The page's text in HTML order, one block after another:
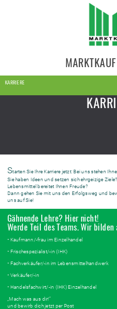
MARKTKAUF
KARRIERE
Starten Sie Ihre Karriere jetzt: Bei uns stehen
Sie haben Ideen und setzen sich ehrgeizige
Lebensmittel bereitet Ihnen Freude?
Dann gehen Sie mit uns den Erfolgsweg und
uns auf Sie!
Gähnende Lehre? Hier nicht!
Werde Teil des Teams. Wir bilden
• Kaufmann/-frau im Einzelhandel
• Frischespezialist/-in (IHK)
• Fachverkäufer/-in im Lebensmittelhandwerk
• Verkäufer/-in
• Handelsfachwirt/-in (IHK) Einzelhandel
„Mach was aus dir!“
und bewirb dich jetzt per Post